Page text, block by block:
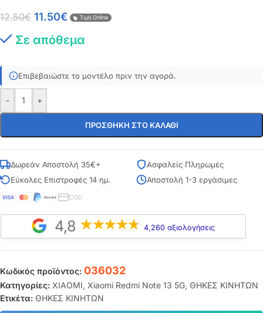
12.50€ 11.50€ Τιμή Online
Σε απόθεμα
Επιβεβαιώστε το μοντέλο πριν την αγορά.
- +
ΠΡΟΣΘΉΚΗ ΣΤΟ ΚΑΛΆΘΙ
Δωρεάν Αποστολή 35€+
Ασφαλείς Πληρωμές
Εύκολες Επιστροφές 14 ημ.
Αποστολή 1-3 εργάσιμες
COD
4,8 4,260 αξιολογήσεις
Κωδικός προϊόντος: 036032
Κατηγορίες: XIAOMI, Xiaomi Redmi Note 13 5G, ΘΗΚΕΣ ΚΙΝΗΤΩΝ
Ετικέτα: ΘΗΚΕΣ ΚΙΝΗΤΩΝ